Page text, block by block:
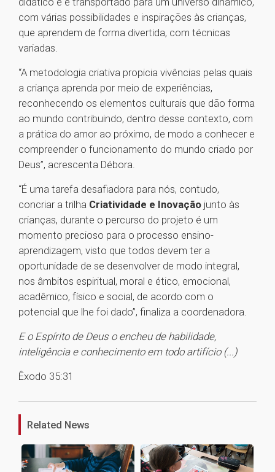
com várias possibilidades e inspirações às crianças,
que aprendem de forma divertida, com técnicas
variadas.
“A metodologia criativa propicia vivências pelas quais
a criança aprenda por meio de experiências,
reconhecendo os elementos culturais que dão forma
ao mundo contribuindo, dentro desse contexto, com
a prática do amor ao próximo, de modo a conhecer e
compreender o funcionamento do mundo criado por
Deus”, acrescenta Débora.
“É uma tarefa desafiadora para nós, contudo,
concriar a trilha Criatividade e Inovação junto às
crianças, durante o percurso do projeto é um
momento precioso para o processo ensino-
aprendizagem, visto que todos devem ter a
oportunidade de se desenvolver de modo integral,
nos âmbitos espiritual, moral e ético, emocional,
acadêmico, físico e social, de acordo com o
potencial que lhe foi dado”, finaliza a coordenadora.
E o Espírito de Deus o encheu de habilidade,
inteligência e conhecimento em todo artifício (...)
Êxodo 35:31
Related News